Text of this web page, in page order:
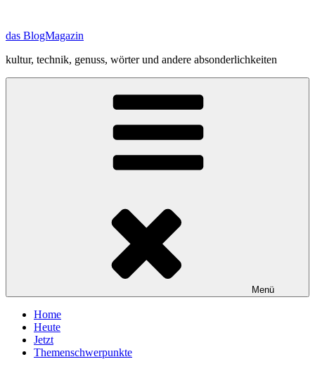
springen
das BlogMagazin
kultur, technik, genuss, wörter und andere absonderlichkeiten
Menü
Home
Heute
Jetzt
Themenschwerpunkte